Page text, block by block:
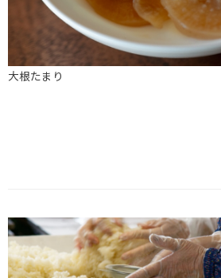
大根たまり